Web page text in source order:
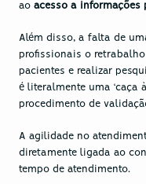
ao acesso a informações
Além disso, a falta de
profissionais o
pacientes e realizar
é literalmente uma ‘caça
procedimento de
A agilidade no
diretamente ligada ao
tempo de atendimento.